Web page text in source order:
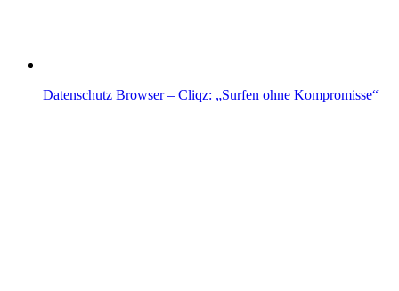
Datenschutz Browser – Cliqz: „Surfen ohne Kompromisse“